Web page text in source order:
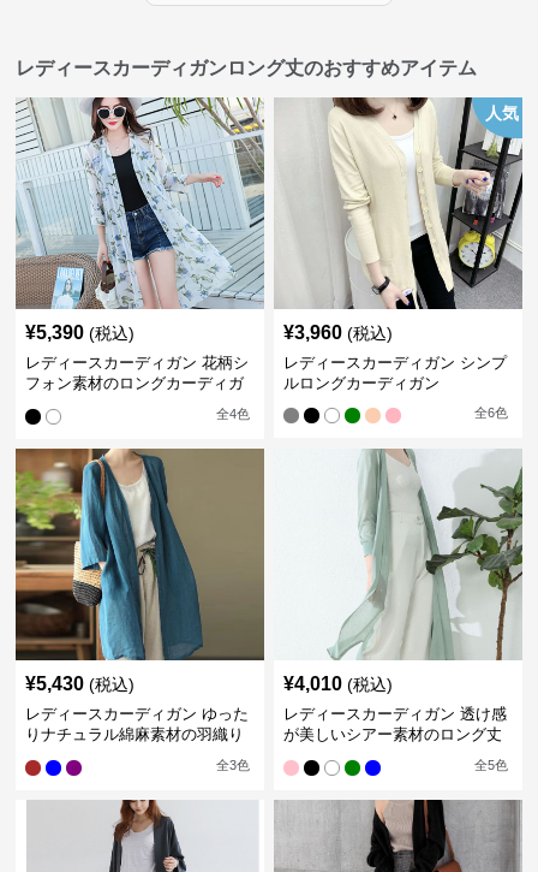
レディースカーディガンロング丈のおすすめアイテム
¥5,390 (税込)
レディースカーディガン 花柄シ
フォン素材のロングカーディガ
全4色
人気
¥3,960 (税込)
レディースカーディガン シンプ
ルロングカーディガン
全6色
¥5,430 (税込)
レディースカーディガン ゆった
りナチュラル綿麻素材の羽織り
全3色
¥4,010 (税込)
レディースカーディガン 透け感
が美しいシアー素材のロング丈
全5色